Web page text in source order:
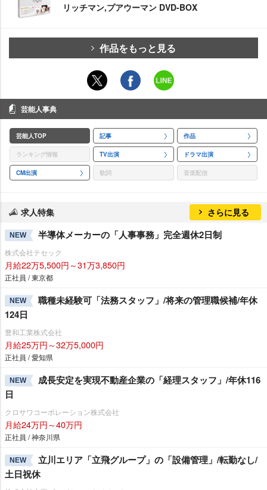
リッチマン,プアウーマン DVD-BOX
作品をもっと見る
芸能人事典
芸能人TOP 記事 作品
ランキング情報 TV出演 ドラマ出演
CM出演 歌詞 音楽配信
求人特集 さらに見る
NEW 半導体メーカーの「人事事務」完全週休2日制
株式会社テセック
月給22万5,500円～31万3,850円
正社員 / 東京都
NEW
職種未経験可「法務スタッフ」/将来の管理職候補/年休
124日
豊和工業株式会社
月給25万円～32万5,000円
正社員 / 愛知県
NEW
成長安定を実現不動産企業の「経理スタッフ」/年休116
日
クロサワコーポレーション株式会社
月給24万円～40万円
正社員 / 神奈川県
NEW
立川エリア「立飛グループ」の「設備管理」/転勤なし/
土日祝休